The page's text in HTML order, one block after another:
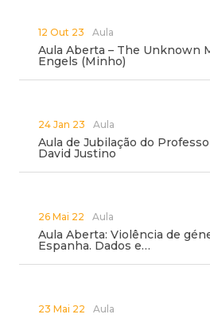
12 Out 23 Aula
Aula Aberta – The Unknown
Engels (Minho)
24 Jan 23 Aula
Aula de Jubilação do
David Justino
26 Mai 22 Aula
Aula Aberta: Violência de
Espanha. Dados e…
23 Mai 22 Aula